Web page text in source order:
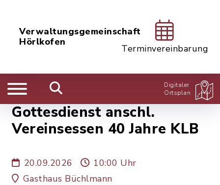
Verwaltungsgemeinschaft
Hörlkofen
Terminvereinbarung
Digitaler
Ortsplan
Gottesdienst anschl.
Vereinsessen 40 Jahre KLB
20.09.2026
10:00 Uhr
Gasthaus Büchlmann